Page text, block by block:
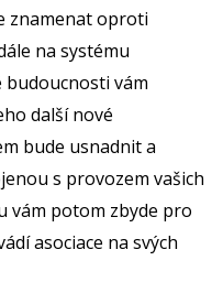
znamenat oproti
na systému
budoucnosti vám
další nové
bude usnadnit a
s provozem vašich
vám potom zbyde pro
asociace na svých